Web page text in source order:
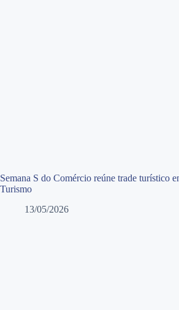
Semana S do Comércio reúne trade turístico
Turismo
13/05/2026